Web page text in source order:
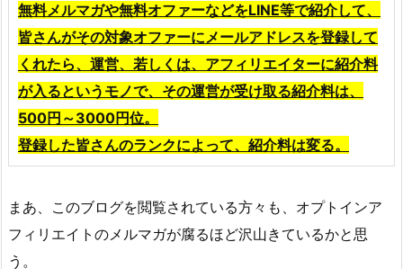
無料メルマガや無料オファーなどをLINE等で紹介して、
皆さんがその対象オファーにメールアドレスを登録して
くれたら、運営、若しくは、アフィリエイターに紹介料
が入るというモノで、その運営が受け取る紹介料は、
500円～3000円位。
登録した皆さんのランクによって、紹介料は変る。
まあ、このブログを閲覧されている方々も、オプトインア
フィリエイトのメルマガが腐るほど沢山きているかと思
う。